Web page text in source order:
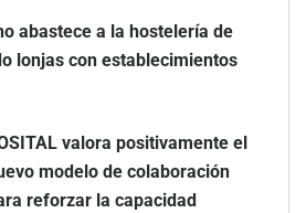
abastece a la hostelería de
lonjas con establecimientos
valora positivamente el
modelo de colaboración
reforzar la capacidad